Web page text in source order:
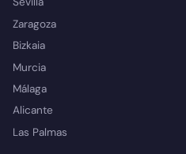
Zaragoza
Bizkaia
Murcia
Málaga
Alicante
Las Palmas